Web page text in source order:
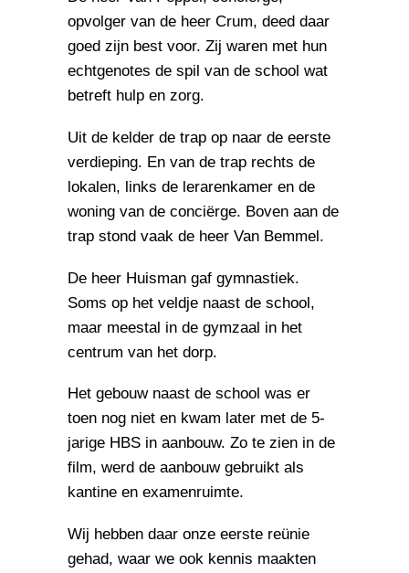
opvolger van de heer Crum, deed daar
goed zijn best voor. Zij waren met hun
echtgenotes de spil van de school wat
betreft hulp en zorg.
Uit de kelder de trap op naar de eerste
verdieping. En van de trap rechts de
lokalen, links de lerarenkamer en de
woning van de conciërge. Boven aan de
trap stond vaak de heer Van Bemmel.
De heer Huisman gaf gymnastiek.
Soms op het veldje naast de school,
maar meestal in de gymzaal in het
centrum van het dorp.
Het gebouw naast de school was er
toen nog niet en kwam later met de 5-
jarige HBS in aanbouw. Zo te zien in de
film, werd de aanbouw gebruikt als
kantine en examenruimte.
Wij hebben daar onze eerste reünie
gehad, waar we ook kennis maakten